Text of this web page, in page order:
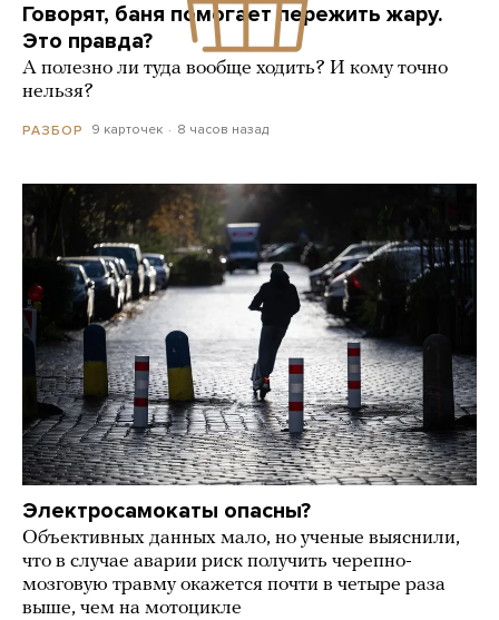
Говорят, баня помогает пережить жару.
Это правда?
А полезно ли туда вообще ходить? И кому точно
нельзя?
РАЗБОР 9 карточек 8 часов назад
Электросамокаты опасны?
Объективных данных мало, но ученые выяснили,
что в случае аварии риск получить черепно-
мозговую травму окажется почти в четыре раза
выше, чем на мотоцикле